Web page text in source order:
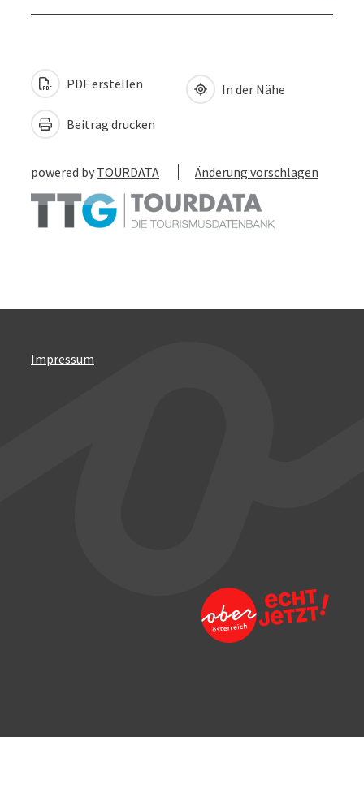
PDF erstellen
Beitrag drucken
In der Nähe
powered by TOURDATA Änderung vorschlagen
Impressum